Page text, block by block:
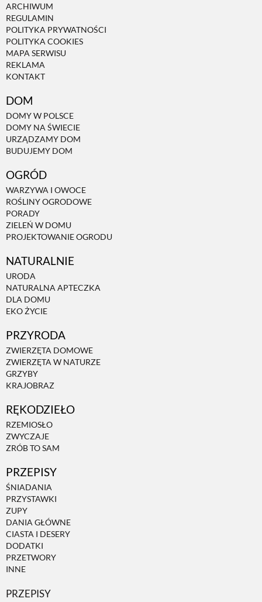
ARCHIWUM
REGULAMIN
POLITYKA PRYWATNOŚCI
POLITYKA COOKIES
MAPA SERWISU
REKLAMA
KONTAKT
DOM
DOMY W POLSCE
DOMY NA ŚWIECIE
URZĄDZAMY DOM
BUDUJEMY DOM
OGRÓD
WARZYWA I OWOCE
ROŚLINY OGRODOWE
PORADY
ZIELEŃ W DOMU
PROJEKTOWANIE OGRODU
NATURALNIE
URODA
NATURALNA APTECZKA
DLA DOMU
EKO ŻYCIE
PRZYRODA
ZWIERZĘTA DOMOWE
ZWIERZĘTA W NATURZE
GRZYBY
KRAJOBRAZ
RĘKODZIEŁO
RZEMIOSŁO
ZWYCZAJE
ZRÓB TO SAM
PRZEPISY
ŚNIADANIA
PRZYSTAWKI
ZUPY
DANIA GŁÓWNE
CIASTA I DESERY
DODATKI
PRZETWORY
INNE
PRZEPISY